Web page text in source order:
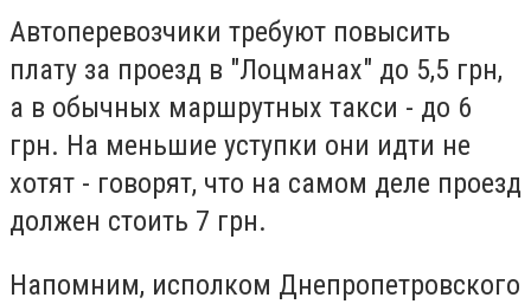
Автоперевозчики требуют повысить
плату за проезд в "Лоцманах" до 5,5 грн,
а в обычных маршрутных такси - до 6
грн. На меньшие уступки они идти не
хотят - говорят, что на самом деле проезд
должен стоить 7 грн.
Напомним, исполком Днепропетровского